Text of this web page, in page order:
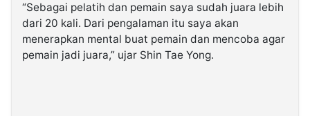
“Sebagai pelatih dan pemain saya sudah juara lebih
dari 20 kali. Dari pengalaman itu saya akan
menerapkan mental buat pemain dan mencoba agar
pemain jadi juara,” ujar Shin Tae Yong.